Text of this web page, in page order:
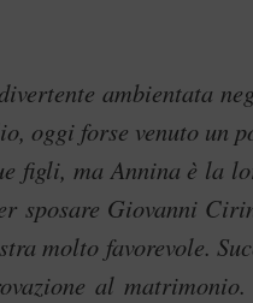
ambientata
oggi forse venuto un
figli, ma Annina è la
sposare Giovanni
molto favorevole.
al